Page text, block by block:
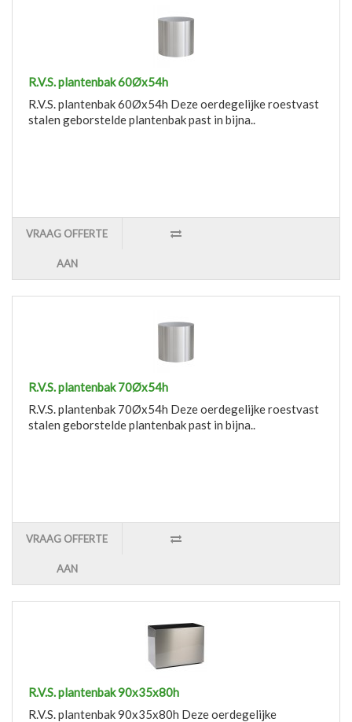
R.V.S. plantenbak 60Øx54h
R.V.S. plantenbak 60Øx54h Deze oerdegelijke roestvast
stalen geborstelde plantenbak past in bijna..
VRAAG OFFERTE
AAN
R.V.S. plantenbak 70Øx54h
R.V.S. plantenbak 70Øx54h Deze oerdegelijke roestvast
stalen geborstelde plantenbak past in bijna..
VRAAG OFFERTE
AAN
R.V.S. plantenbak 90x35x80h
R.V.S. plantenbak 90x35x80h Deze oerdegelijke